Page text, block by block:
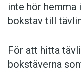
inte hör hemma
bokstav till
För att hitta
bokstäverna